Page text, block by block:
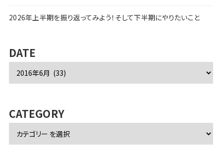
2026年上半期を振り返ってみよう！そして下半期にやりたいこと
DATE
ブ
CATEGORY